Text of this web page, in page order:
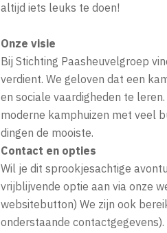
altijd iets leuks te doen!
Onze visie
Bij Stichting Paasheuvelgroep
verdient. We geloven dat een
en sociale vaardigheden te
moderne kamphuizen met veel
dingen de mooiste.
Contact en opties
Wil je dit sprookjesachtige
vrijblijvende optie aan via onze
websitebutton) We zijn ook
onderstaande contactgegevens).